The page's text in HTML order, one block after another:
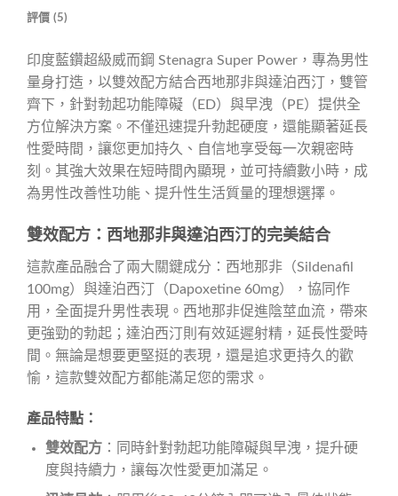
評價 (5)
印度藍鑽超級威而鋼 Stenagra Super Power，專為男性
量身打造，以雙效配方結合西地那非與達泊西汀，雙管
齊下，針對勃起功能障礙（ED）與早洩（PE）提供全
方位解決方案。不僅迅速提升勃起硬度，還能顯著延長
性愛時間，讓您更加持久、自信地享受每一次親密時
刻。其強大效果在短時間內顯現，並可持續數小時，成
為男性改善性功能、提升性生活質量的理想選擇。
雙效配方：西地那非與達泊西汀的完美結合
這款產品融合了兩大關鍵成分：西地那非（Sildenafil
100mg）與達泊西汀（Dapoxetine 60mg），協同作
用，全面提升男性表現。西地那非促進陰莖血流，帶來
更強勁的勃起；達泊西汀則有效延遲射精，延長性愛時
間。無論是想要更堅挺的表現，還是追求更持久的歡
愉，這款雙效配方都能滿足您的需求。
產品特點：
雙效配方：同時針對勃起功能障礙與早洩，提升硬
度與持續力，讓每次性愛更加滿足。